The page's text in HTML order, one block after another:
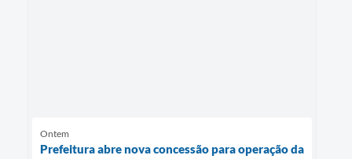
Ontem
Prefeitura abre nova concessão para operação da